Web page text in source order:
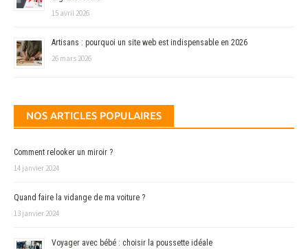
15 avril 2026
Artisans : pourquoi un site web est indispensable en 2026
26 mars 2026
NOS ARTICLES POPULAIRES
Comment relooker un miroir ?
14 janvier 2024
Quand faire la vidange de ma voiture ?
13 janvier 2024
Voyager avec bébé : choisir la poussette idéale